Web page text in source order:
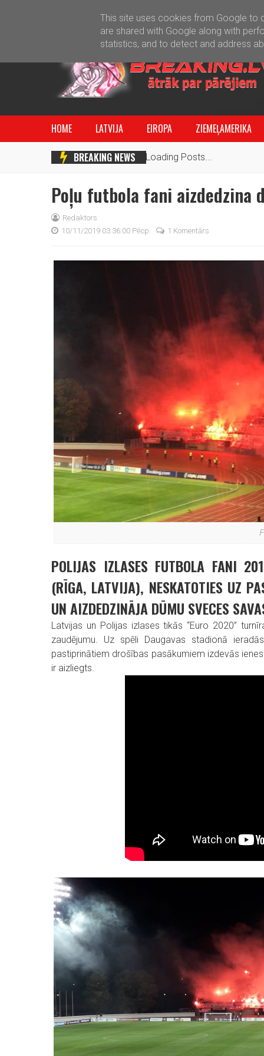
HOME LATVIJA EIROPA ZIEMEĻAMERIKA
BREAKING NEWS Loading Posts...
Poļu futbola fani aizdedzina
Redaktors
10/11/2019 03:36:00 Pēcp.
1 Komentārs
POLIJAS IZLASES FUTBOLA FANI
(RĪGA, LATVIJA), NESKATOTIES UZ
UN AIZDEDZINĀJA DŪMU SVECES
Latvijas un Polijas izlases tikās “Euro 2020”
zaudējumu. Uz spēli Daugavas stadionā
pastiprinātiem drošības pasākumiem izdevās
ir aizliegts.
This site uses cookies from Google to
are shared with Google along with
statistics, and to detect and address